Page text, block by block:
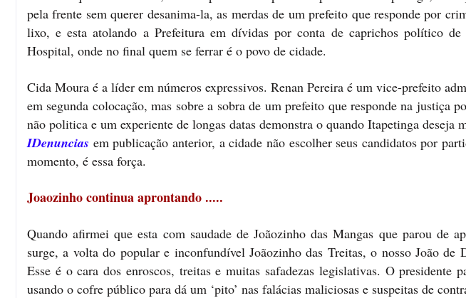
pela frente sem querer desanima-la, as merdas de um prefeito que responde por
lixo, e esta atolando a Prefeitura em dívidas por conta de caprichos político
Hospital, onde no final quem se ferrar é o povo de cidade.
Cida Moura é a líder em números expressivos. Renan Pereira é um vice-prefeito
em segunda colocação, mas sobre a sobra de um prefeito que responde na justiça
não politica e um experiente de longas datas demonstra o quando Itapetinga deseja
IDenuncias em publicação anterior, a cidade não escolher seus candidatos por
momento, é essa força.
Joaozinho continua aprontando .....
Quando afirmei que esta com saudade de Joãozinho das Mangas que parou de
surge, a volta do popular e inconfundível Joãozinho das Treitas, o nosso João de
Esse é o cara dos enroscos, treitas e muitas safadezas legislativas. O presidente
usando o cofre público para dá um ‘pito’ nas falácias maliciosas e suspeitas de